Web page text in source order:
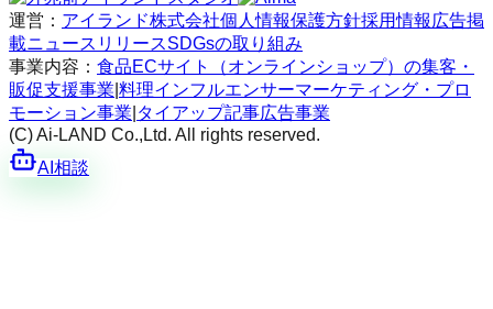
運営： アイランド株式会社個人情報保護方針採用情報広告掲
載ニュースリリースSDGsの取り組み
事業内容： 食品ECサイト（オンラインショップ）の集客・
販促支援事業 料理インフルエンサーマーケティング・プロ
モーション事業 タイアップ記事広告事業
(C) Ai-LAND Co.,Ltd. All rights reserved.
AI相談